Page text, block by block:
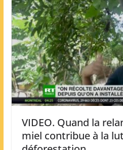
VIDEO. Quand la
miel contribue à la